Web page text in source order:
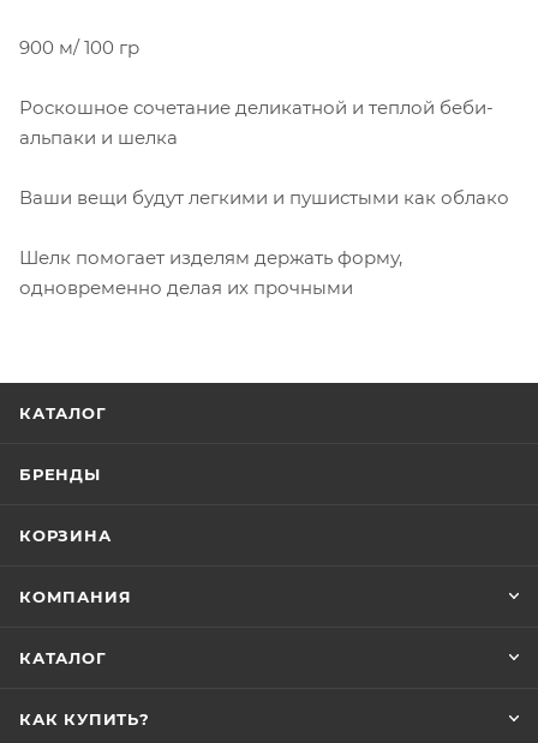
900 м/ 100 гр
Роскошное сочетание деликатной и теплой беби-
альпаки и шелка
Ваши вещи будут легкими и пушистыми как облако
Шелк помогает изделям держать форму,
одновременно делая их прочными
КАТАЛОГ
БРЕНДЫ
КОРЗИНА
КОМПАНИЯ
КАТАЛОГ
КАК КУПИТЬ?